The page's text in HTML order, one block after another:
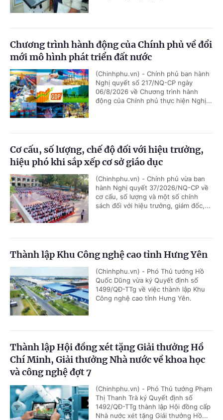
Chương trình hành động của Chính phủ về đổi
mới mô hình phát triển đất nước
(Chinhphu.vn) - Chính phủ ban hành
Nghị quyết số 217/NQ-CP ngày
06/8/2026 về Chương trình hành
động của Chính phủ thực hiện Nghị...
Cơ cấu, số lượng, chế độ đối với hiệu trưởng,
hiệu phó khi sắp xếp cơ sở giáo dục
(Chinhphu.vn) - Chính phủ vừa ban
hành Nghị quyết 37/2026/NQ-CP về
cơ cấu, số lượng và một số chính
sách đối với hiệu trưởng, giám đốc,...
Thành lập Khu Công nghệ cao tỉnh Hưng Yên
(Chinhphu.vn) - Phó Thủ tướng Hồ
Quốc Dũng vừa ký Quyết định số
1499/QĐ-TTg về việc thành lập Khu
Công nghệ cao tỉnh Hưng Yên.
Thành lập Hội đồng xét tặng Giải thưởng Hồ
Chí Minh, Giải thưởng Nhà nước về khoa học
và công nghệ đợt 7
(Chinhphu.vn) - Phó Thủ tướng Phạm
Thị Thanh Trà ký Quyết định số
1492/QĐ-TTg thành lập Hội đồng cấp
Nhà nước xét tặng Giải thưởng Hồ...